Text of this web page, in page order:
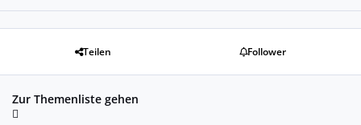
Teilen Follower
Zur Themenliste gehen